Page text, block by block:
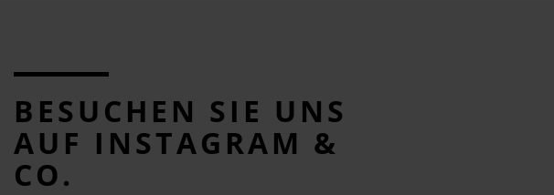
BESUCHEN SIE UNS
AUF INSTAGRAM &
CO.